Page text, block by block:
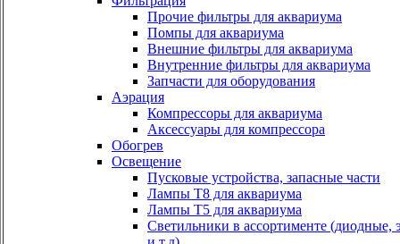
Прочие фильтры для аквариума
Помпы для аквариума
Внешние фильтры для аквариума
Внутренние фильтры для аквариума
Запчасти для оборудования
Аэрация
Компрессоры для аквариума
Аксессуары для компрессора
Обогрев
Освещение
Пусковые устройства, запасные части
Лампы Т8 для аквариума
Лампы Т5 для аквариума
Светильники в ассортименте (диодные,